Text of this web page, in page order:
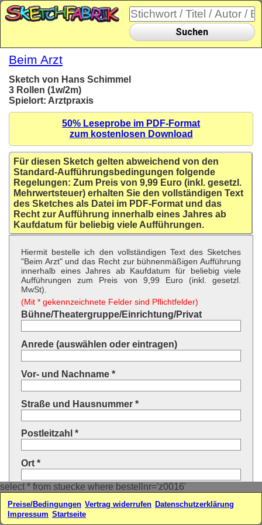
select * from stuecke where bestellnr='z0016'
Suchen
Beim Arzt
Sketch von Hans Schimmel
3 Rollen (1w/2m)
Spielort: Arztpraxis
50% Leseprobe im PDF-Format
zum kostenlosen Download
Für diesen Sketch gelten abweichend von den
Standard-Aufführungsbedingungen folgende
Regelungen: Zum Preis von 9,99 Euro (inkl. gesetzl.
Mehrwertsteuer) erhalten Sie den vollständigen Text
des Sketches als Datei im PDF-Format und das
Recht zur Aufführung innerhalb eines Jahres ab
Kaufdatum für beliebig viele Aufführungen.
Hiermit bestelle ich den vollständigen Text des Sketches
"Beim Arzt" und das Recht zur bühnenmäßigen Aufführung
innerhalb eines Jahres ab Kaufdatum für beliebig viele
Aufführungen zum Preis von 9,99 Euro (inkl. gesetzl.
MwSt).
(Mit * gekennzeichnete Felder sind Pflichtfelder)
Bühne/Theatergruppe/Einrichtung/Privat
Anrede (auswählen oder eintragen)
Vor- und Nachname *
Straße und Hausnummer *
Postleitzahl *
Ort *
Land * (auswählen oder eintragen)
Ihre E-Mail-Adresse*
Preise/Bedingungen Vertrag widerrufen Datenschutzerklärung
Impressum Startseite